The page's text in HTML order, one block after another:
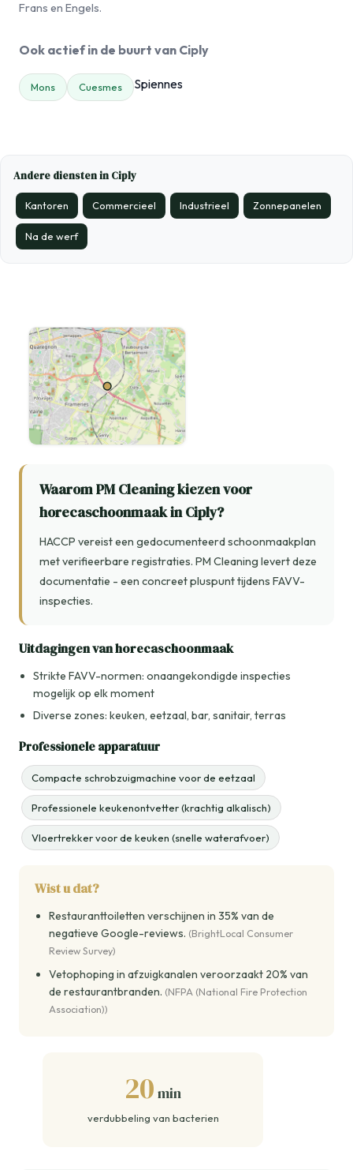
Frans en Engels.
Ook actief in de buurt van Ciply
Mons Cuesmes Spiennes
Andere diensten in Ciply
Kantoren Commercieel Industrieel Zonnepanelen
Na de werf
Waarom PM Cleaning kiezen voor
horecaschoonmaak in Ciply?
HACCP vereist een gedocumenteerd schoonmaakplan
met verifieerbare registraties. PM Cleaning levert deze
documentatie - een concreet pluspunt tijdens FAVV-
inspecties.
Uitdagingen van horecaschoonmaak
Strikte FAVV-normen: onaangekondigde inspecties
mogelijk op elk moment
Diverse zones: keuken, eetzaal, bar, sanitair, terras
Professionele apparatuur
Compacte schrobzuigmachine voor de eetzaal
Professionele keukenontvetter (krachtig alkalisch)
Vloertrekker voor de keuken (snelle waterafvoer)
Wist u dat?
Restauranttoiletten verschijnen in 35% van de
negatieve Google-reviews. (BrightLocal Consumer
Review Survey)
Vetophoping in afzuigkanalen veroorzaakt 20% van
de restaurantbranden. (NFPA (National Fire Protection
Association))
20 min
verdubbeling van bacterien